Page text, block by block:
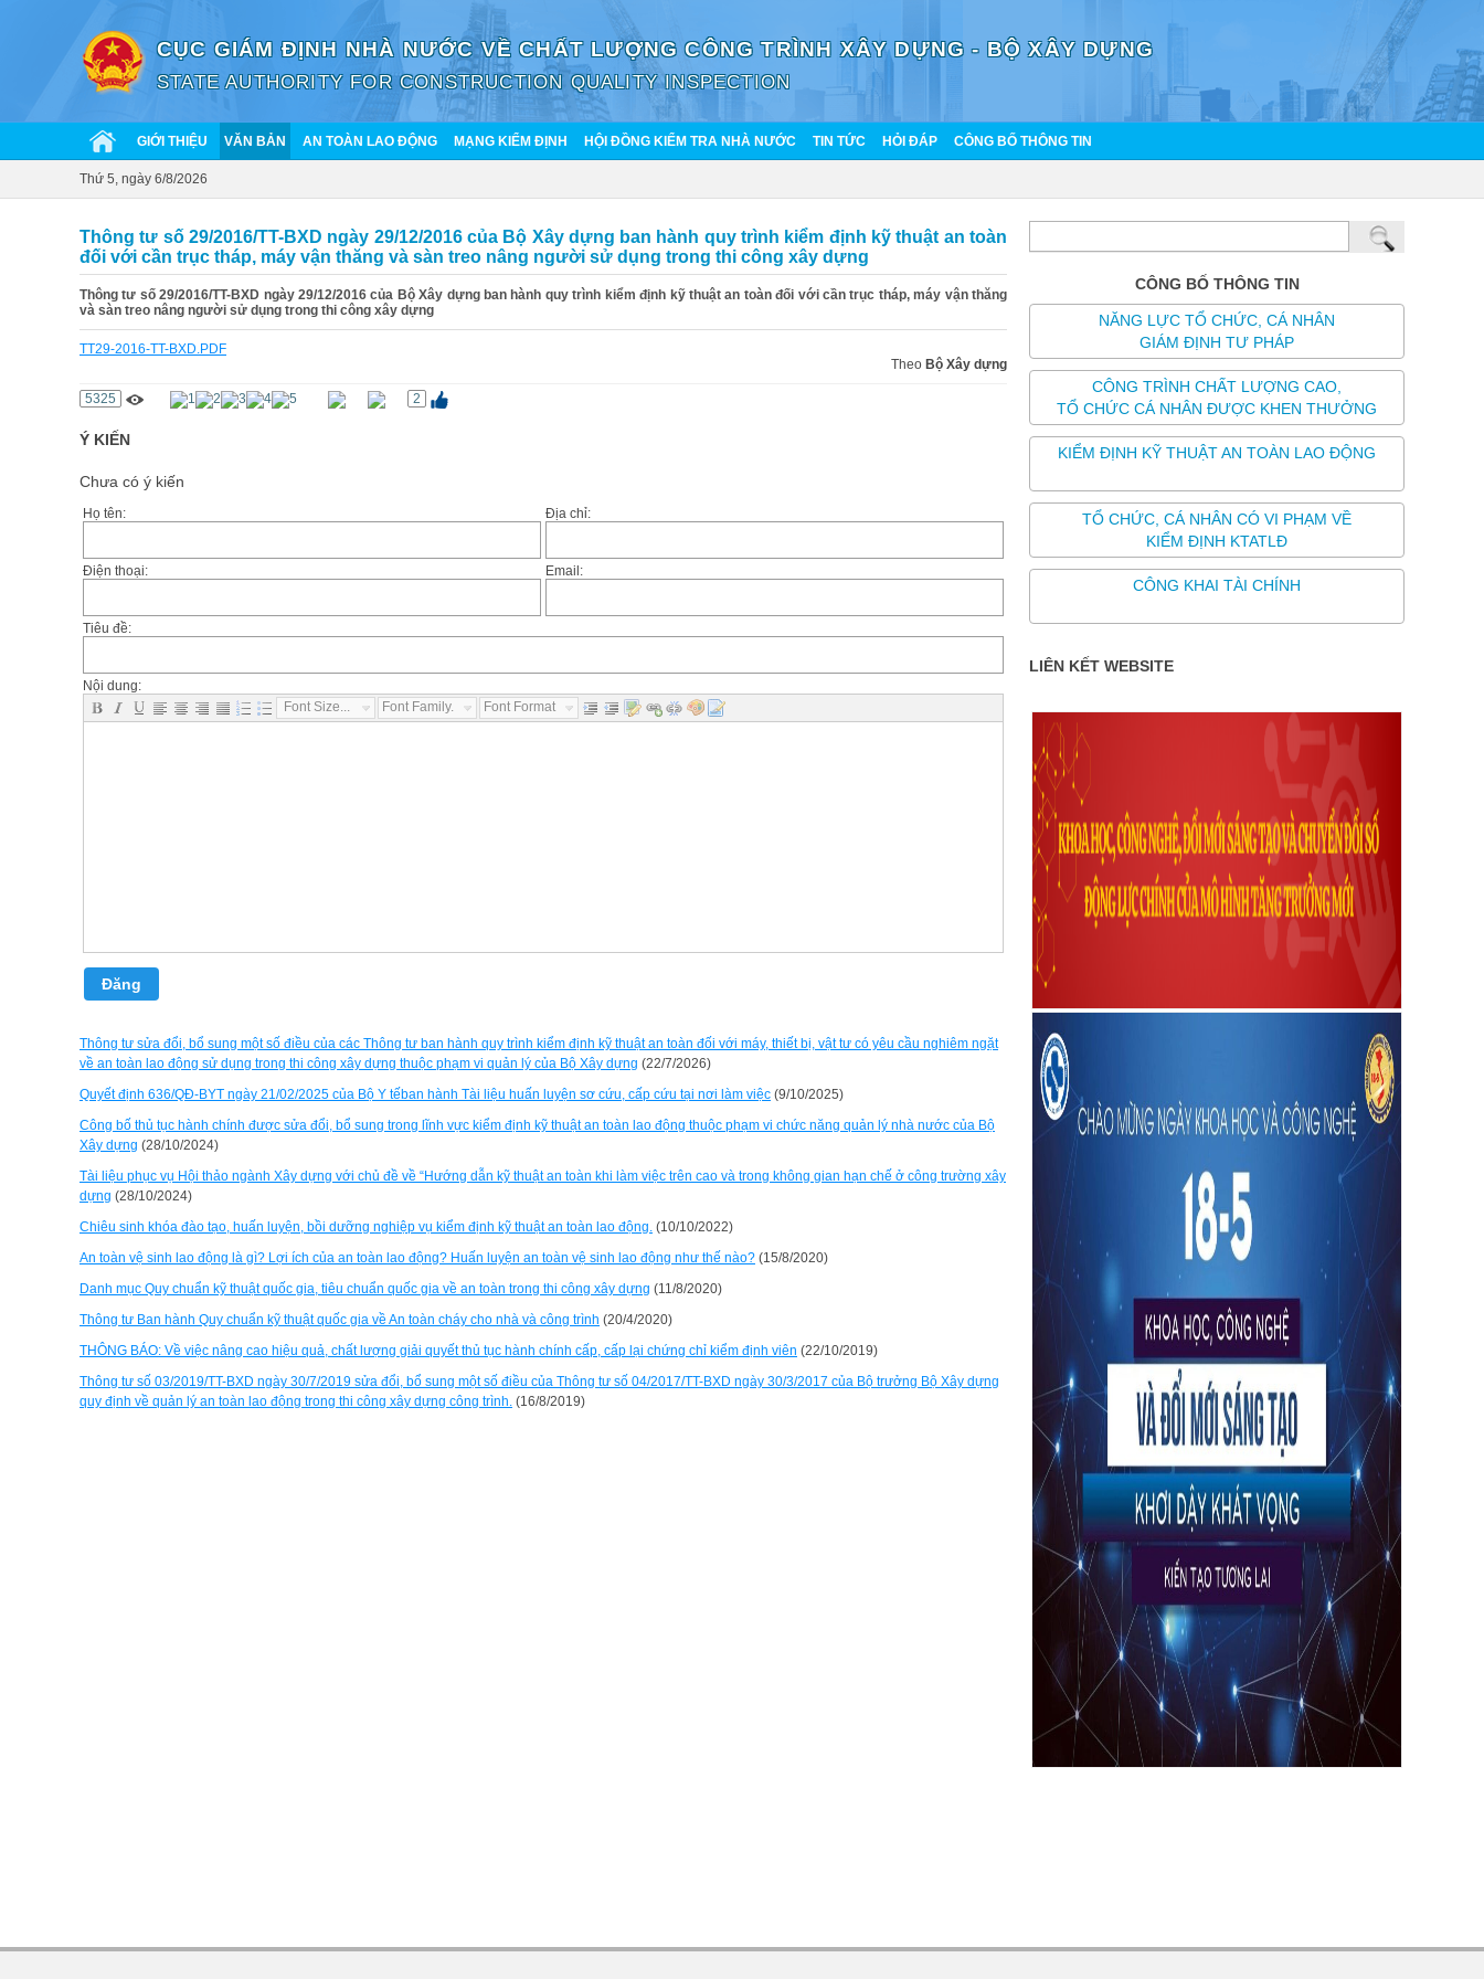
CỤC GIÁM ĐỊNH NHÀ NƯỚC VỀ CHẤT LƯỢNG CÔNG TRÌNH XÂY DỰNG - BỘ XÂY DỰNG
STATE AUTHORITY FOR CONSTRUCTION QUALITY INSPECTION
GIỚI THIỆU VĂN BẢN AN TOÀN LAO ĐỘNG MẠNG KIỂM ĐỊNH HỘI ĐỒNG KIỂM TRA NHÀ NƯỚC TIN TỨC HỎI ĐÁP CÔNG BỐ THÔNG TIN
Thứ 5, ngày 6/8/2026
Thông tư số 29/2016/TT-BXD ngày 29/12/2016 của Bộ Xây dựng ban hành quy trình kiểm định kỹ thuật an toàn
đối với cần trục tháp, máy vận thăng và sàn treo nâng người sử dụng trong thi công xây dựng
Thông tư số 29/2016/TT-BXD ngày 29/12/2016 của Bộ Xây dựng ban hành quy trình kiểm định kỹ thuật an toàn đối với cần trục tháp, máy vận thăng
và sàn treo nâng người sử dụng trong thi công xây dựng
TT29-2016-TT-BXD.PDF
Theo Bộ Xây dựng
5325 2
Ý KIẾN
Chưa có ý kiến
Họ tên: Địa chỉ:
Điện thoại: Email:
Tiêu đề:
Nội dung:
Font Size...
Font Family... Font Format...
Đăng
Thông tư sửa đổi, bổ sung một số điều của các Thông tư ban hành quy trình kiểm định kỹ thuật an toàn đối với máy, thiết bị, vật tư có yêu cầu nghiêm ngặt
về an toàn lao động sử dụng trong thi công xây dựng thuộc phạm vi quản lý của Bộ Xây dựng (22/7/2026)
Quyết định 636/QĐ-BYT ngày 21/02/2025 của Bộ Y tếban hành Tài liệu huấn luyện sơ cứu, cấp cứu tại nơi làm việc (9/10/2025)
Công bố thủ tục hành chính được sửa đổi, bổ sung trong lĩnh vực kiểm định kỹ thuật an toàn lao động thuộc phạm vi chức năng quản lý nhà nước của Bộ
Xây dựng (28/10/2024)
Tài liệu phục vụ Hội thảo ngành Xây dựng với chủ đề về “Hướng dẫn kỹ thuật an toàn khi làm việc trên cao và trong không gian hạn chế ở công trường xây
dựng (28/10/2024)
Chiêu sinh khóa đào tạo, huấn luyện, bồi dưỡng nghiệp vụ kiểm định kỹ thuật an toàn lao động. (10/10/2022)
An toàn vệ sinh lao động là gì? Lợi ích của an toàn lao động? Huấn luyện an toàn vệ sinh lao động như thế nào? (15/8/2020)
Danh mục Quy chuẩn kỹ thuật quốc gia, tiêu chuẩn quốc gia về an toàn trong thi công xây dựng (11/8/2020)
Thông tư Ban hành Quy chuẩn kỹ thuật quốc gia về An toàn cháy cho nhà và công trình (20/4/2020)
THÔNG BÁO: Về việc nâng cao hiệu quả, chất lượng giải quyết thủ tục hành chính cấp, cấp lại chứng chỉ kiểm định viên (22/10/2019)
Thông tư số 03/2019/TT-BXD ngày 30/7/2019 sửa đổi, bổ sung một số điều của Thông tư số 04/2017/TT-BXD ngày 30/3/2017 của Bộ trưởng Bộ Xây dựng
quy định về quản lý an toàn lao động trong thi công xây dựng công trình. (16/8/2019)
CÔNG BỐ THÔNG TIN
NĂNG LỰC TỔ CHỨC, CÁ NHÂN
GIÁM ĐỊNH TƯ PHÁP
CÔNG TRÌNH CHẤT LƯỢNG CAO,
TỔ CHỨC CÁ NHÂN ĐƯỢC KHEN THƯỞNG
KIỂM ĐỊNH KỸ THUẬT AN TOÀN LAO ĐỘNG
TỔ CHỨC, CÁ NHÂN CÓ VI PHẠM VỀ
KIỂM ĐỊNH KTATLĐ
CÔNG KHAI TÀI CHÍNH
LIÊN KẾT WEBSITE